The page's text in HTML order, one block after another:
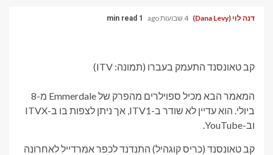
דנה לוי (Dana Levy) 4 שבועות ago 1 min read
קב טאונסנד התעמק בעברו (תמונה: ITV)
המאמר הבא מכיל ספוילרים מהפרק של Emmerdale מ-8
ביולי. הוא עדיין לא שודר ב-ITV1, אך ניתן לצפות בו ב-ITVX
וב-YouTube.
קב טאונסנד (כריס קוגהיל) התנדנד לכפר אמרדייל לאחרונה